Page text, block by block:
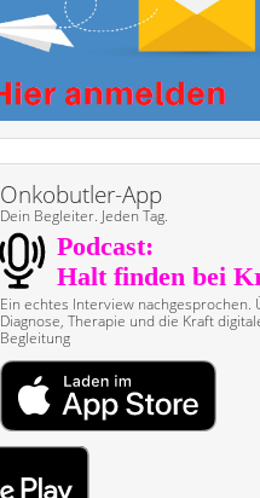
Onkobutler-App
Dein Begleiter. Jeden Tag.
Ein echtes Interview nach­gesprochen.
Diagnose, Therapie und die Kraft
Begleitung